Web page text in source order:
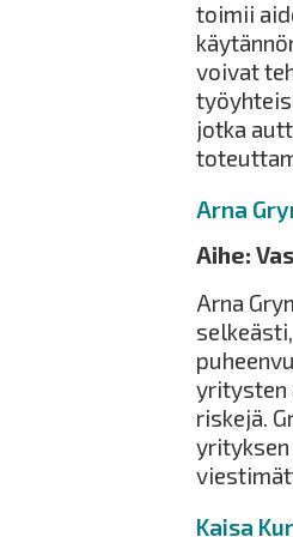
toimii
voivat
jotka
Arna
Aihe:
Arna
yritysten
riskejä.
yrityksen
Kaisa